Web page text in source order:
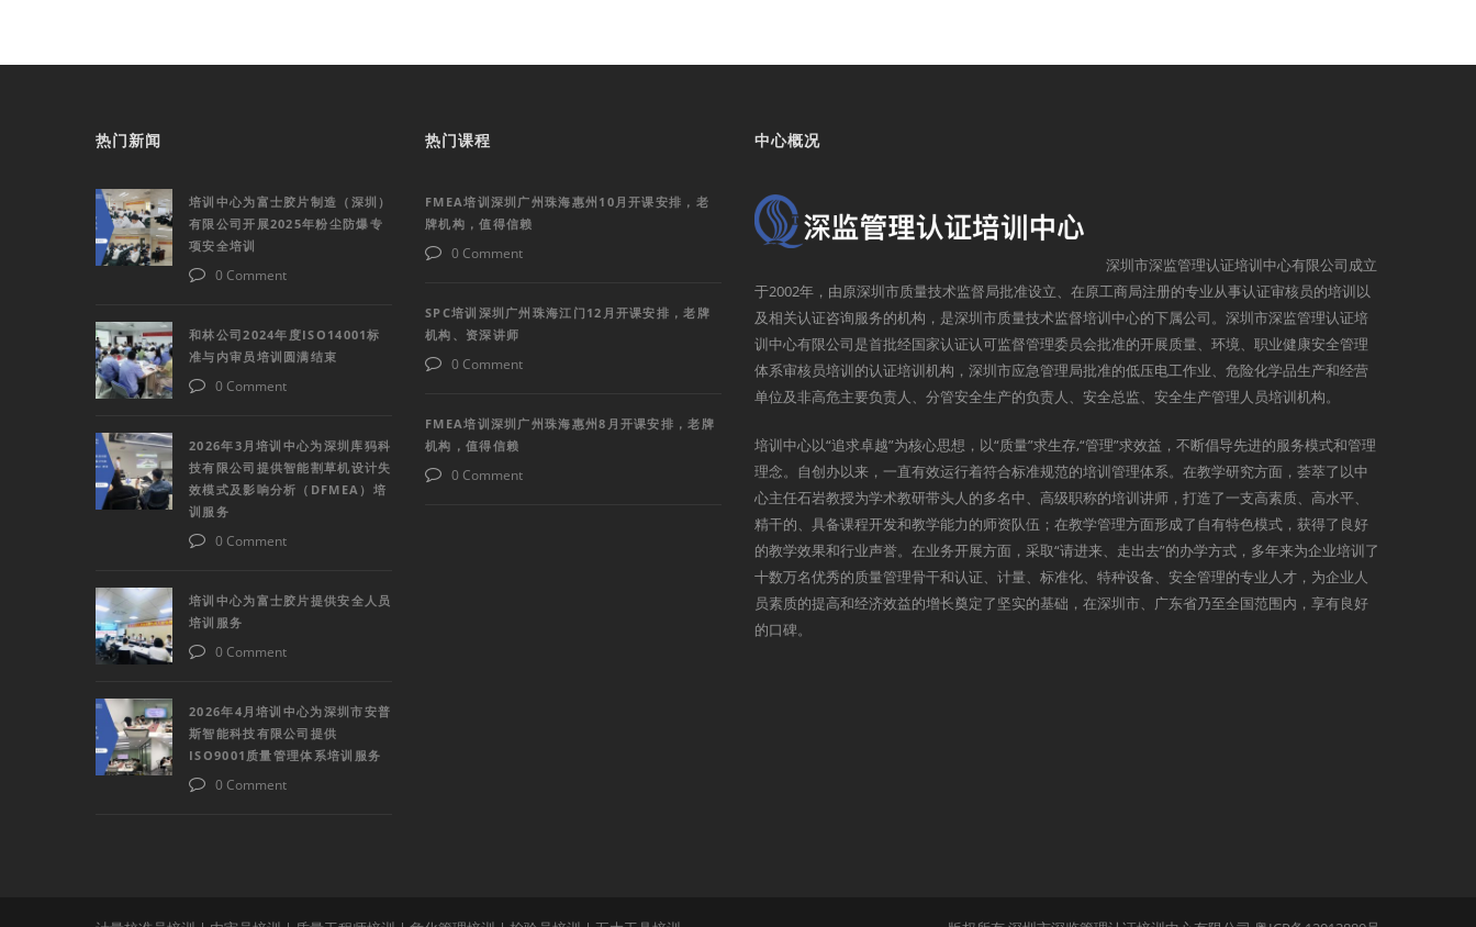
热门新闻
培训中心为富士胶片制造（深圳）
有限公司开展2025年粉尘防爆专
项安全培训
0 Comment
和林公司2024年度ISO14001标
准与内审员培训圆满结束
0 Comment
2026年3月培训中心为深圳库犸科
技有限公司提供智能割草机设计失
效模式及影响分析（DFMEA）培
训服务
0 Comment
培训中心为富士胶片提供安全人员
培训服务
0 Comment
2026年4月培训中心为深圳市安普
斯智能科技有限公司提供
ISO9001质量管理体系培训服务
0 Comment
热门课程
FMEA培训深圳广州珠海惠州10月开课安排，老
牌机构，值得信赖
0 Comment
SPC培训深圳广州珠海江门12月开课安排，老牌
机构、资深讲师
0 Comment
FMEA培训深圳广州珠海惠州8月开课安排，老牌
机构，值得信赖
0 Comment
中心概况
深圳市深监管理认证培训中心有限公司成立
于2002年，由原深圳市质量技术监督局批准设立、在原工商局注册的专业从事认证审核员的培训以
及相关认证咨询服务的机构，是深圳市质量技术监督培训中心的下属公司。深圳市深监管理认证培
训中心有限公司是首批经国家认证认可监督管理委员会批准的开展质量、环境、职业健康安全管理
体系审核员培训的认证培训机构，深圳市应急管理局批准的低压电工作业、危险化学品生产和经营
单位及非高危主要负责人、分管安全生产的负责人、安全总监、安全生产管理人员培训机构。
培训中心以“追求卓越”为核心思想，以“质量”求生存,“管理”求效益，不断倡导先进的服务模式和管理
理念。自创办以来，一直有效运行着符合标准规范的培训管理体系。在教学研究方面，荟萃了以中
心主任石岩教授为学术教研带头人的多名中、高级职称的培训讲师，打造了一支高素质、高水平、
精干的、具备课程开发和教学能力的师资队伍；在教学管理方面形成了自有特色模式，获得了良好
的教学效果和行业声誉。在业务开展方面，采取“请进来、走出去”的办学方式，多年来为企业培训了
十数万名优秀的质量管理骨干和认证、计量、标准化、特种设备、安全管理的专业人才，为企业人
员素质的提高和经济效益的增长奠定了坚实的基础，在深圳市、广东省乃至全国范围内，享有良好
的口碑。